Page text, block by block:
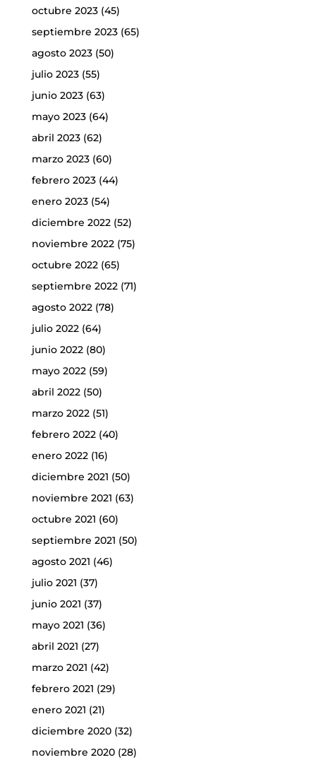
octubre 2023(45)
septiembre 2023(65)
agosto 2023(50)
julio 2023(55)
junio 2023(63)
mayo 2023(64)
abril 2023(62)
marzo 2023(60)
febrero 2023(44)
enero 2023(54)
diciembre 2022(52)
noviembre 2022(75)
octubre 2022(65)
septiembre 2022(71)
agosto 2022(78)
julio 2022(64)
junio 2022(80)
mayo 2022(59)
abril 2022(50)
marzo 2022(51)
febrero 2022(40)
enero 2022(16)
diciembre 2021 (50)
noviembre 2021 (63)
octubre 2021 (60)
septiembre 2021 (50)
agosto 2021 (46)
julio 2021 (37)
junio 2021 (37)
mayo 2021 (36)
abril 2021 (27)
marzo 2021 (42)
febrero 2021 (29)
enero 2021 (21)
diciembre 2020(32)
noviembre 2020(28)